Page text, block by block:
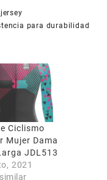
para durabilidad
Ciclismo
Mujer Dama
JDL513
2021